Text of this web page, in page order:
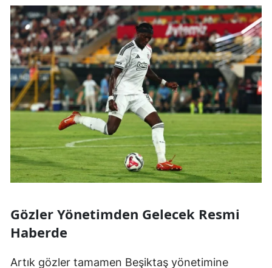
Gözler Yönetimden Gelecek Resmi
Haberde
Artık gözler tamamen Beşiktaş yönetimine